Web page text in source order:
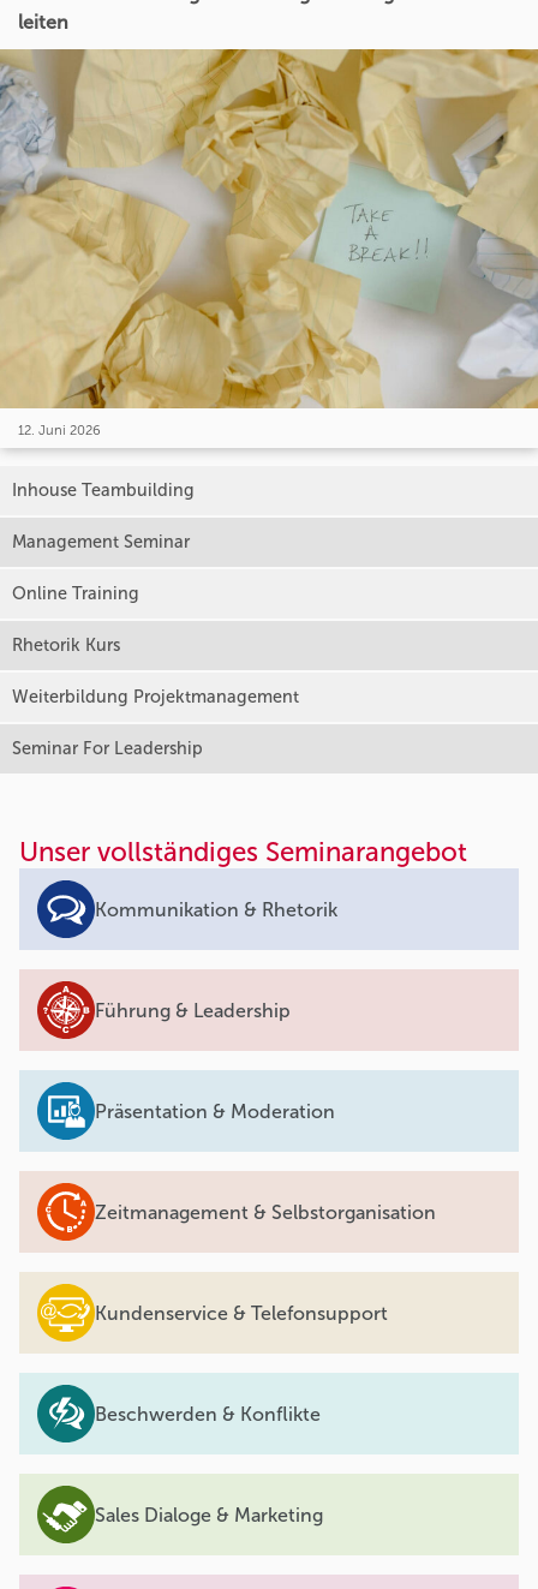
leiten
12. Juni 2026
Inhouse Teambuilding
Management Seminar
Online Training
Rhetorik Kurs
Weiterbildung Projektmanagement
Seminar For Leadership
Unser vollständiges Seminarangebot
Kommunikation & Rhetorik
Führung & Leadership
Präsentation & Moderation
Zeitmanagement & Selbstorganisation
Kundenservice & Telefonsupport
Beschwerden & Konflikte
Sales Dialoge & Marketing